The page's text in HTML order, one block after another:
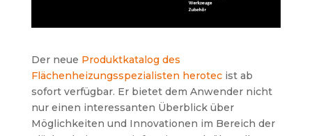
Der neue Produktkatalog des
Flächenheizungsspezialisten herotecist ab
sofort verfügbar. Er bietet dem Anwender nicht
nur einen interessanten Überblick über
Möglichkeiten und Innovationen im Bereich der